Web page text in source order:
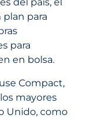
del país, el
para
para
en bolsa.
Compact,
mayores
Unido, como